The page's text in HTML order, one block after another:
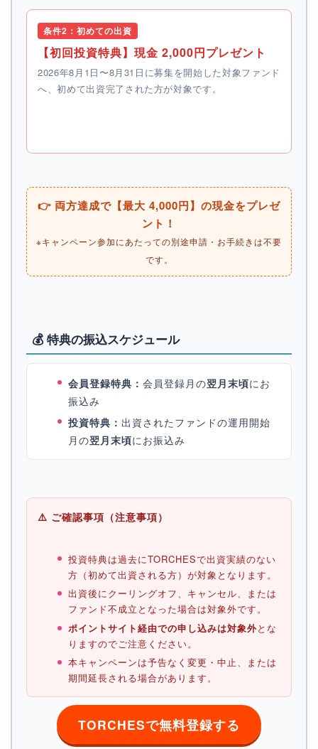
条件2：初めての出資
【初回投資特典】現金 2,000円プレゼント
2026年8月1日〜8月31日に募集を開始した対象ファンド
へ、初めて出資完了された方が対象です。
👉 両方達成で【最大 4,000円】の現金をプレゼ
ント！
※キャンペーン参加にあたっての別途申請・お手続きは不要
です。
💰 特典の振込スケジュール
会員登録特典： 会員登録月の翌月末頃にお
振込み
投資特典： 出資されたファンドの運用開始
月の翌月末頃にお振込み
⚠️ ご確認事項（注意事項）
投資特典は過去にTORCHESで出資実績のない
方（初めて出資される方）が対象となります。
出資後にクーリングオフ、キャンセル、または
ファンド不成立となった場合は対象外です。
ポイントサイト経由での申し込みは対象外とな
りますのでご注意ください。
本キャンペーンは予告なく変更・中止、または
期間延長される場合があります。
TORCHESで無料登録する